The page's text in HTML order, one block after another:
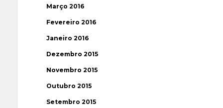
Março 2016
Fevereiro 2016
Janeiro 2016
Dezembro 2015
Novembro 2015
Outubro 2015
Setembro 2015